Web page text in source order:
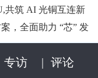
共筑 AI 光铜互连新
，全面助力 “芯” 发
专访 | 评论